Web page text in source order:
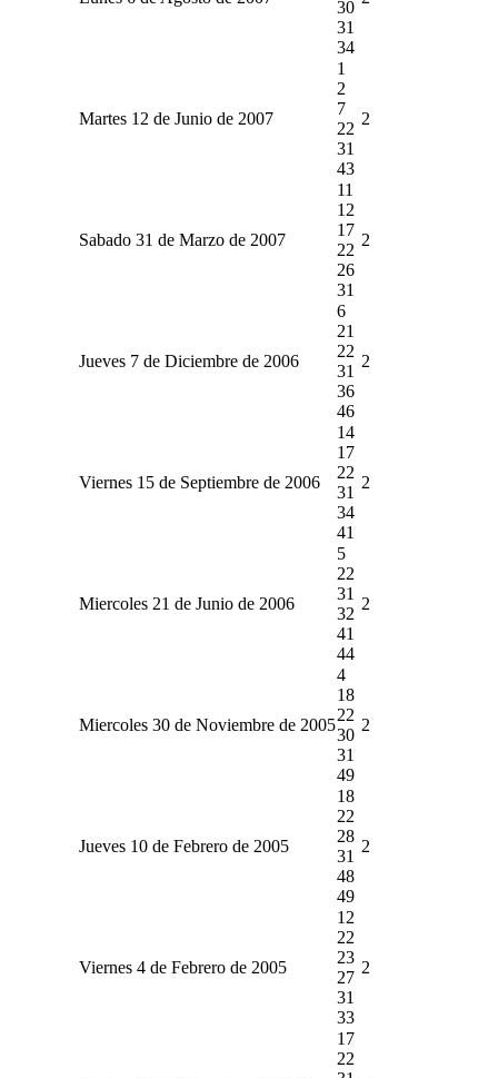
30
31
34
Martes 12 de Junio de 2007
1
2
7
22
31
43
2
Sabado 31 de Marzo de 2007
11
12
17
22
26
31
2
Jueves 7 de Diciembre de 2006
6
21
22
31
36
46
2
Viernes 15 de Septiembre de 2006
14
17
22
31
34
41
2
Miercoles 21 de Junio de 2006
5
22
31
32
41
44
2
Miercoles 30 de Noviembre de 2005
4
18
22
30
31
49
2
Jueves 10 de Febrero de 2005
18
22
28
31
48
49
2
Viernes 4 de Febrero de 2005
12
22
23
27
31
33
2
17
22